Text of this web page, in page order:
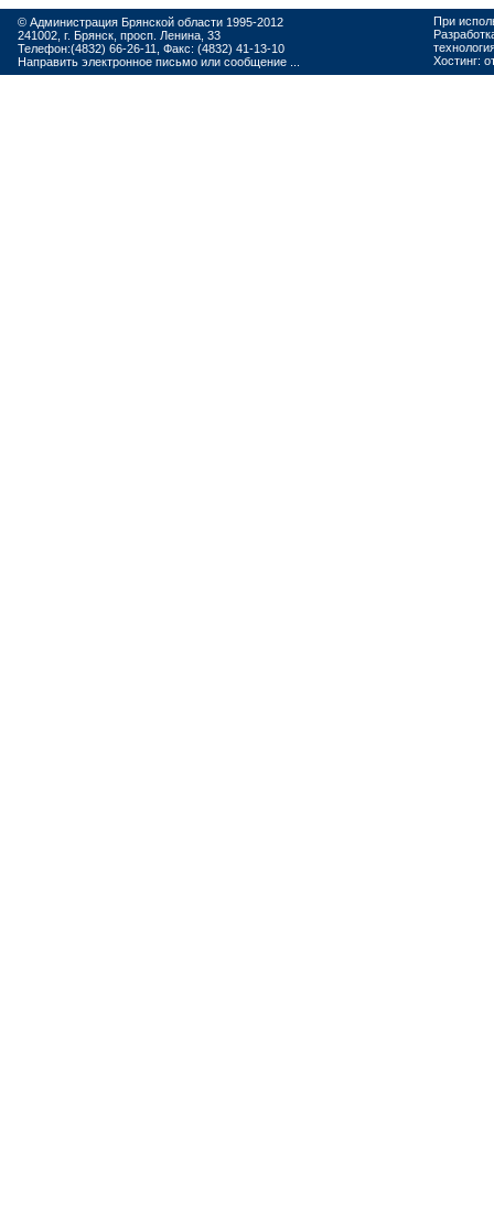
© Администрация Брянской области 1995-2012
241002, г. Брянск, просп. Ленина, 33
Телефон:(4832) 66-26-11, Факс: (4832) 41-13-10
Направить электронное письмо или сообщение ...
При
Хостинг: